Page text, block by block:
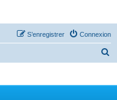
Connexion
S’enregistrer